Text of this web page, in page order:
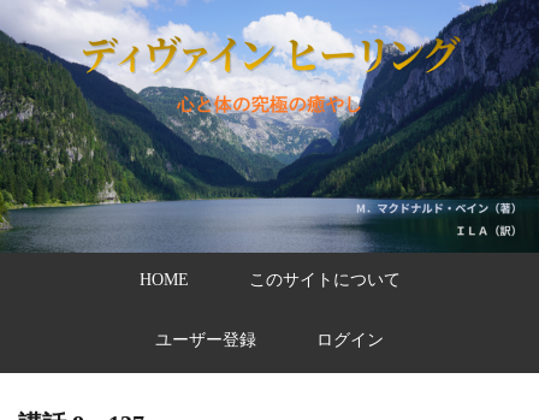
HOME このサイトについて
ユーザー登録 ログイン